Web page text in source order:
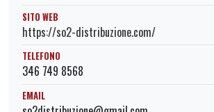
SITO WEB
https://so2-distribuzione.com/
TELEFONO
346 749 8568
EMAIL